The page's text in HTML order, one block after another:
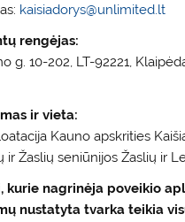
kaisiadorys@unlimited.lt
rengėjas:
g. 10-202, LT-92221,
ir vieta:
Kauno apskrities
Žaslių seniūnijos Žaslių ir
kurie nagrinėja poveikio
nustatyta tvarka teikia